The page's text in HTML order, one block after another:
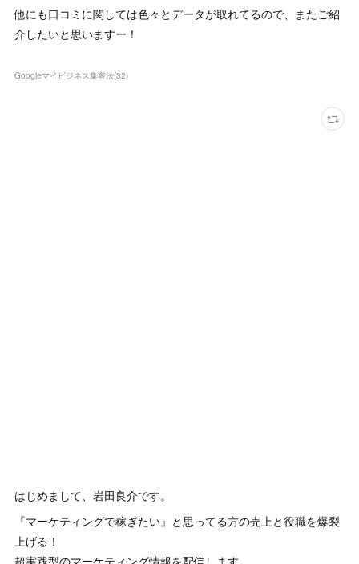
他にも口コミに関しては色々とデータが取れてるので、またご紹
介したいと思いますー！
Googleマイビジネス集客法(32)
はじめまして、岩田良介です。
『マーケティングで稼ぎたい』と思ってる方の売上と役職を爆裂
上げる！